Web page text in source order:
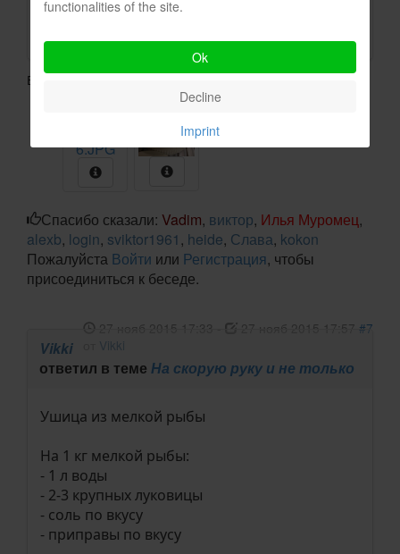
Вложения:
Спасибо сказали: Vadim, виктор, Илья Муромец,
alexb, login, sviktor1961 , heide, Слава, kokon
Пожалуйста Войти или Регистрация, чтобы
присоединиться к беседе.
27 нояб 2015 17:33 27 нояб 2015 17:57 #7
Vikki
Vikki
ответил в теме На скорую руку и не только
Ушица из мелкой рыбы
На 1 кг мелкой рыбы:
- 1 л воды
- 2-3 крупных луковицы
- соль по вкусу
- приправы по вкусу
functionalities of the site.
Ok
Decline
Imprint